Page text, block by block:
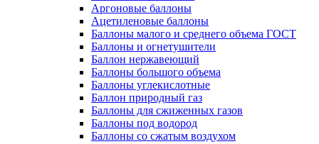
Аргоновые баллоны
Ацетиленовые баллоны
Баллоны малого и среднего объема ГОСТ
Баллоны и огнетушители
Баллон нержавеющий
Баллоны большого объема
Баллоны углекислотные
Баллон природный газ
Баллоны для сжиженных газов
Баллоны под водород
Баллоны со сжатым воздухом